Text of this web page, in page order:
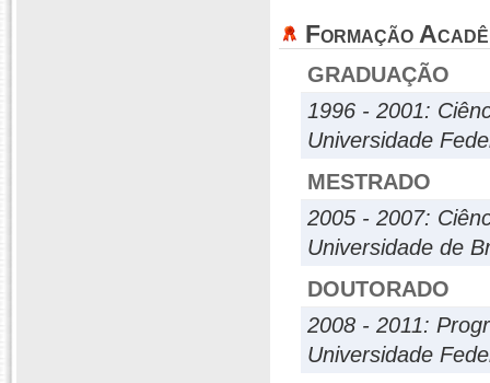
Formação
GRADUAÇÃO
1996 - 2001:
Universidade
MESTRADO
2005 - 2007:
Universidade de
DOUTORADO
2008 - 2011:
Universidade